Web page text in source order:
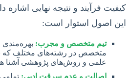
کیفیت فرآیند و نتیجه نهایی اشاره
این اصول استوار است:
تیم متخصص و مجرب: بهره‌مندی
متخصص در رشته‌های مختلف که
علمی و روش‌های پژوهشی آشنا
اصالت و عدم سرقت ادبی: تمامی